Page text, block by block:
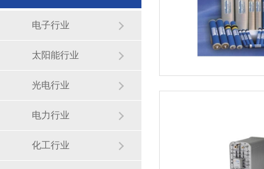
电子行业
太阳能行业
光电行业
电力行业
化工行业